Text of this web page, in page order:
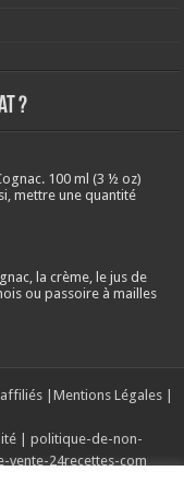
?
100 ml (3 ½ oz)
mettre une quantité
la crème, le jus de
ou passoire à mailles
| Mentions Légales |
| politique-de-non-
vente-24recettes-com